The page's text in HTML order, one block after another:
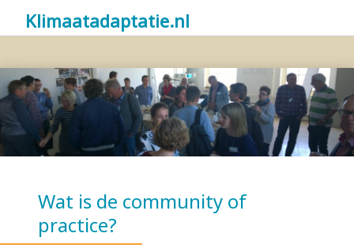
Klimaatadaptatie.nl
Wat is de community of
practice?